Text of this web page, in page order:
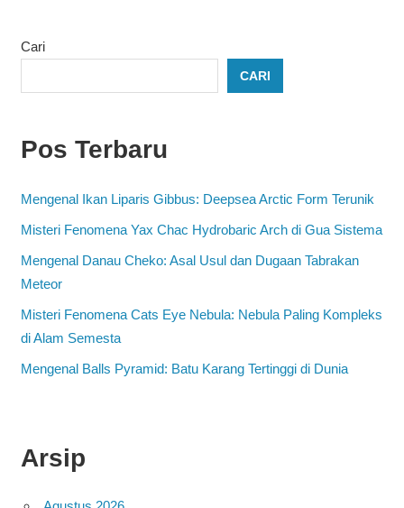
Cari
CARI
Pos Terbaru
Mengenal Ikan Liparis Gibbus: Deepsea Arctic Form Terunik
Misteri Fenomena Yax Chac Hydrobaric Arch di Gua Sistema
Mengenal Danau Cheko: Asal Usul dan Dugaan Tabrakan
Meteor
Misteri Fenomena Cats Eye Nebula: Nebula Paling Kompleks
di Alam Semesta
Mengenal Balls Pyramid: Batu Karang Tertinggi di Dunia
Arsip